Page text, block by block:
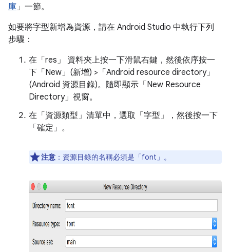
庫」一節。
如要將字型新增為資源，請在 Android Studio 中執行下列
步驟：
在「res」
資料夾上按一下滑鼠右鍵，然後依序按一
下「New」(新增) >「Android resource directory」
(Android 資源目錄)。隨即顯示「New Resource
Directory」 視窗。
在「資源類型」 清單中，選取「字型」
，然後按一下
「確定」 。
注意 ：資源目錄的名稱必須是「font」 。